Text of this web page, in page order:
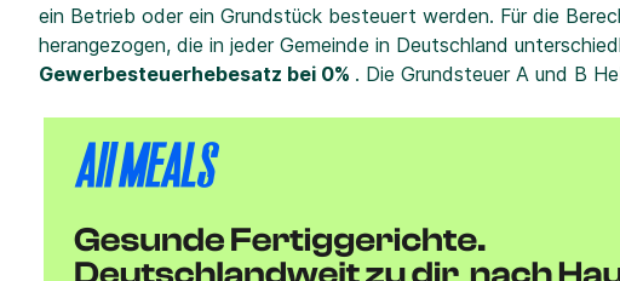
ein Betrieb oder ein Grundstück besteuert werden. Für die
herangezogen, die in jeder Gemeinde in Deutschland
Gewerbesteuerhebesatz bei 0% . Die Grundsteuer A und B